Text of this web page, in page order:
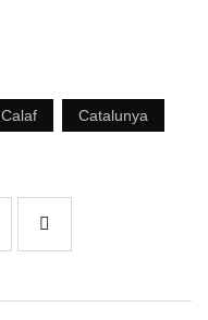
Calaf Catalunya